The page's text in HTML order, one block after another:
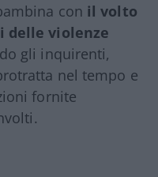
con il volto
delle violenze
gli inquirenti,
nel tempo e
fornite